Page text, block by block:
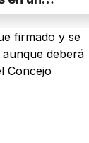
Neuquén